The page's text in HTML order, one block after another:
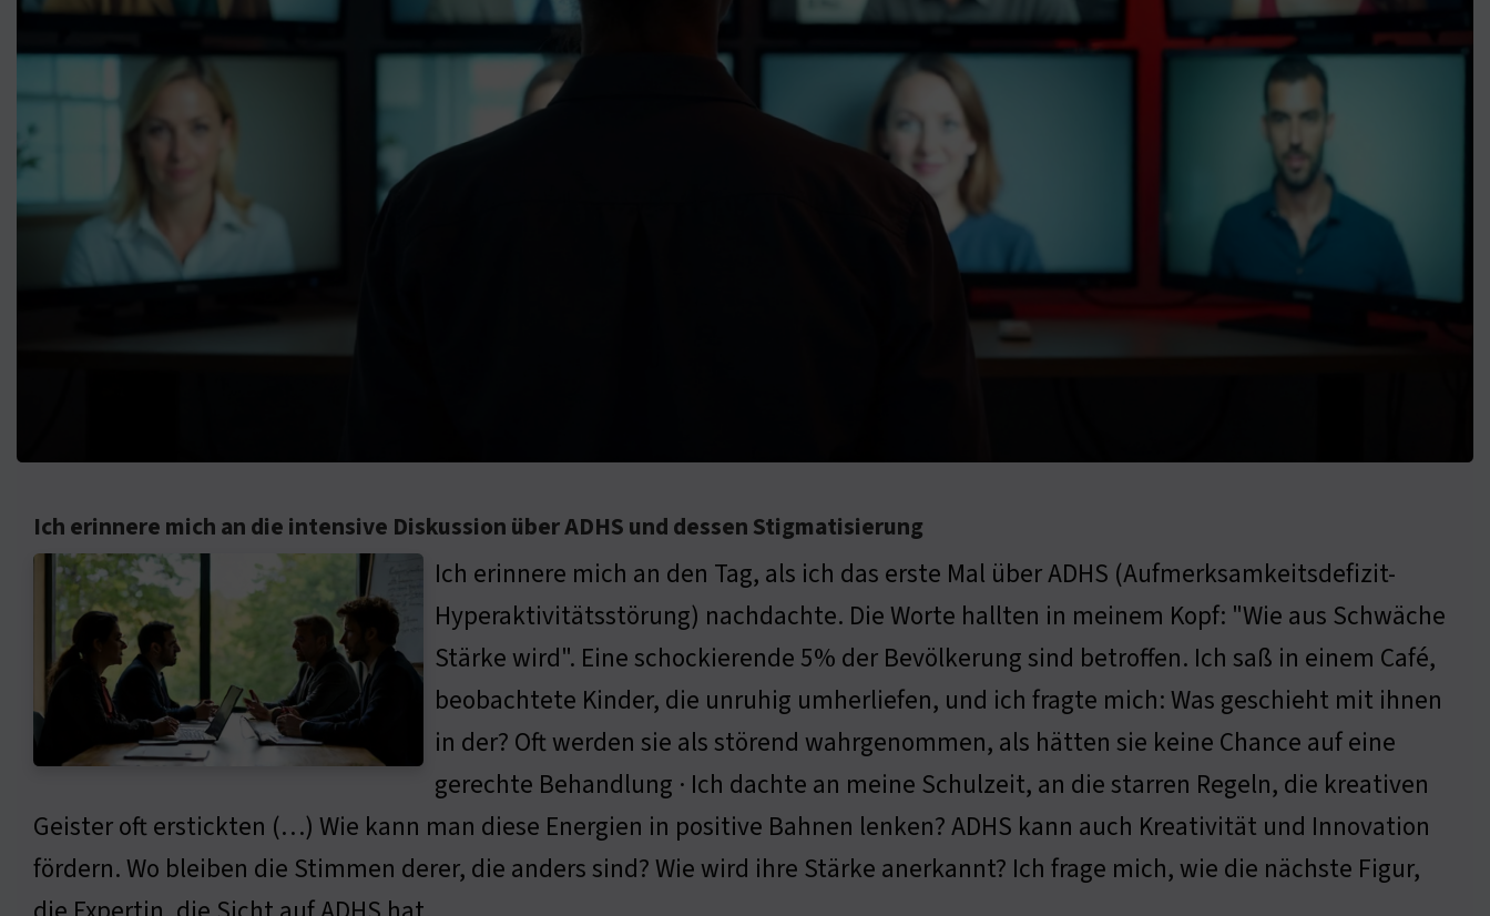
Ich erinnere mich an die intensive Diskussion über ADHS und dessen Stigmatisierung
Ich erinnere mich an den Tag, als ich das erste Mal über ADHS (Aufmerksamkeitsdefizit-
Hyperaktivitätsstörung) nachdachte. Die Worte hallten in meinem Kopf: "Wie aus Schwäche
Stärke wird". Eine schockierende 5% der Bevölkerung sind betroffen. Ich saß in einem Café,
beobachtete Kinder, die unruhig umherliefen, und ich fragte mich: Was geschieht mit ihnen
in der? Oft werden sie als störend wahrgenommen, als hätten sie keine Chance auf eine
gerechte Behandlung · Ich dachte an meine Schulzeit, an die starren Regeln, die kreativen
Geister oft erstickten (…) Wie kann man diese Energien in positive Bahnen lenken? ADHS kann auch Kreativität und Innovation
fördern. Wo bleiben die Stimmen derer, die anders sind? Wie wird ihre Stärke anerkannt? Ich frage mich, wie die nächste Figur,